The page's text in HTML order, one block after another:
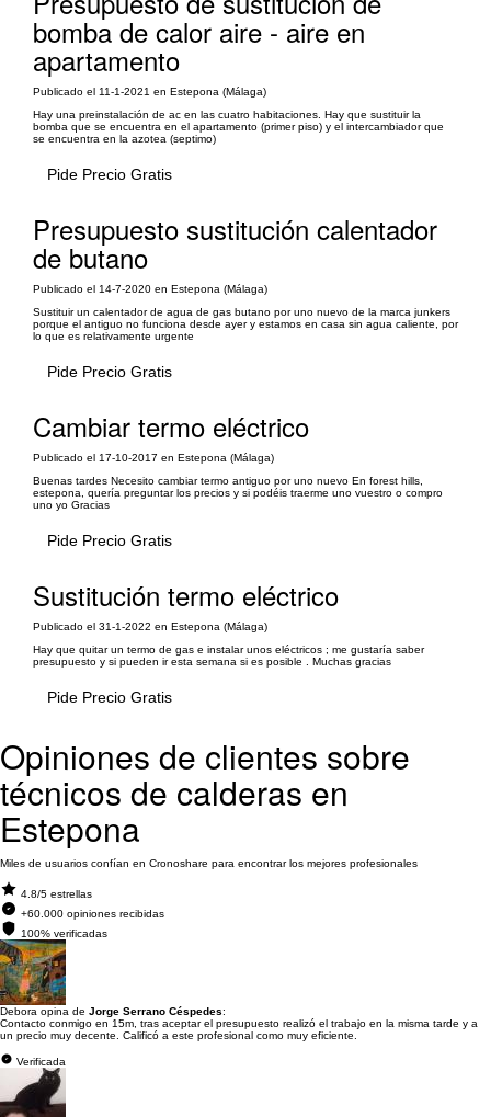
bomba de calor aire - aire en
apartamento
Publicado el 11-1-2021 en Estepona (Málaga)
Hay una preinstalación de ac en las cuatro habitaciones. Hay que sustituir la
bomba que se encuentra en el apartamento (primer piso) y el intercambiador que
se encuentra en la azotea (septimo)
Pide Precio Gratis
Presupuesto sustitución calentador
de butano
Publicado el 14-7-2020 en Estepona (Málaga)
Sustituir un calentador de agua de gas butano por uno nuevo de la marca junkers
porque el antiguo no funciona desde ayer y estamos en casa sin agua caliente, por
lo que es relativamente urgente
Pide Precio Gratis
Cambiar termo eléctrico
Publicado el 17-10-2017 en Estepona (Málaga)
Buenas tardes Necesito cambiar termo antiguo por uno nuevo En forest hills,
estepona, quería preguntar los precios y si podéis traerme uno vuestro o compro
uno yo Gracias
Pide Precio Gratis
Sustitución termo eléctrico
Publicado el 31-1-2022 en Estepona (Málaga)
Hay que quitar un termo de gas e instalar unos eléctricos ; me gustaría saber
presupuesto y si pueden ir esta semana si es posible . Muchas gracias
Pide Precio Gratis
Opiniones de clientes sobre
técnicos de calderas en
Estepona
Miles de usuarios confían en Cronoshare para encontrar los mejores profesionales
4.8/5 estrellas
+60.000 opiniones recibidas
100% verificadas
Debora opina de Jorge Serrano Céspedes:
Contacto conmigo en 15m, tras aceptar el presupuesto realizó el trabajo en la misma tarde y a
un precio muy decente. Calificó a este profesional como muy eficiente.
Verificada